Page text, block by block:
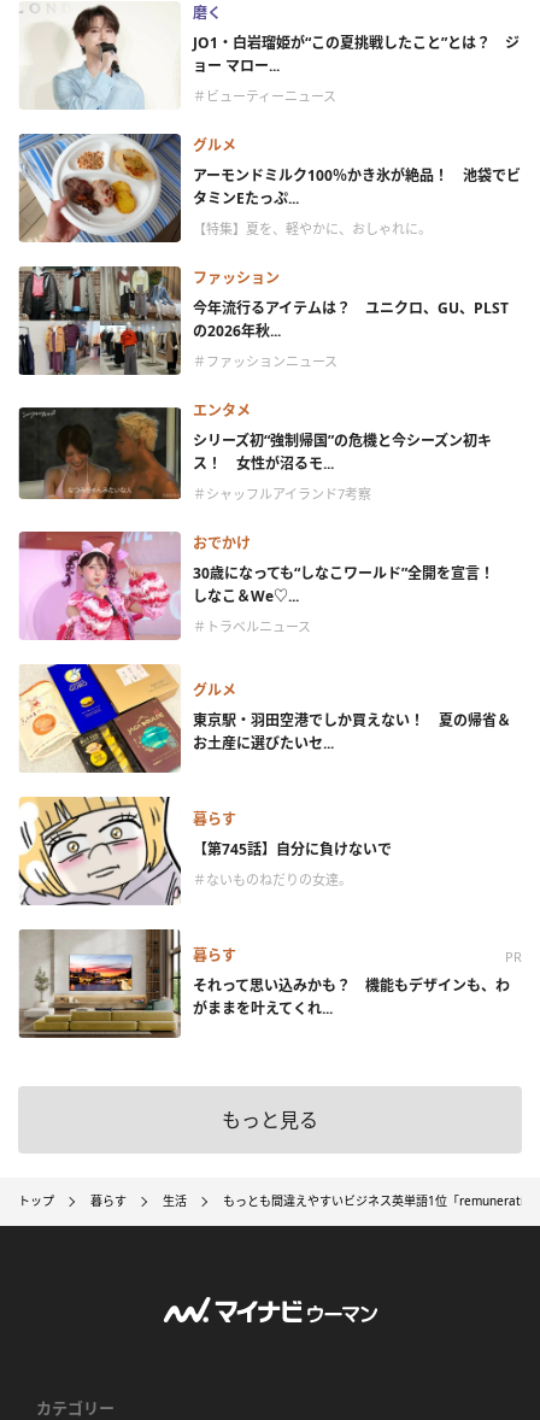
磨く
JO1・白岩瑠姫が“この夏挑戦したこと”とは？ ジ
ョー マロー...
＃ビューティーニュース
グルメ
アーモンドミルク100％かき氷が絶品！ 池袋でビ
タミンEたっぷ...
【特集】夏を、軽やかに、おしゃれに。
ファッション
今年流行るアイテムは？ ユニクロ、GU、PLST
の2026年秋...
＃ファッションニュース
エンタメ
シリーズ初“強制帰国”の危機と今シーズン初キ
ス！ 女性が沼るモ...
＃シャッフルアイランド7考察
おでかけ
30歳になっても“しなこワールド”全開を宣言！
しなこ＆We♡...
＃トラベルニュース
グルメ
東京駅・羽田空港でしか買えない！ 夏の帰省＆
お土産に選びたいセ...
暮らす
【第745話】自分に負けないで
＃ないものねだりの女達。
暮らす PR
それって思い込みかも？ 機能もデザインも、わ
がままを叶えてくれ...
もっと見る
トップ 暮らす 生活 もっとも間違えやすいビジネス英単語1位「
カテゴリー